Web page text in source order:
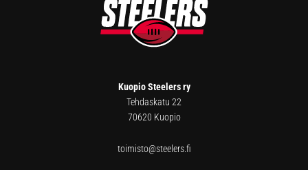
Kuopio Steelers ry
Tehdaskatu 22
70620 Kuopio
toimisto@steelers.fi